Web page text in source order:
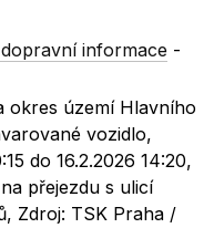
dopravní informace -
okres území Hlavního
vozidlo,
do 16.2.2026 14:20,
přejezdu s ulicí
Zdroj: TSK Praha /